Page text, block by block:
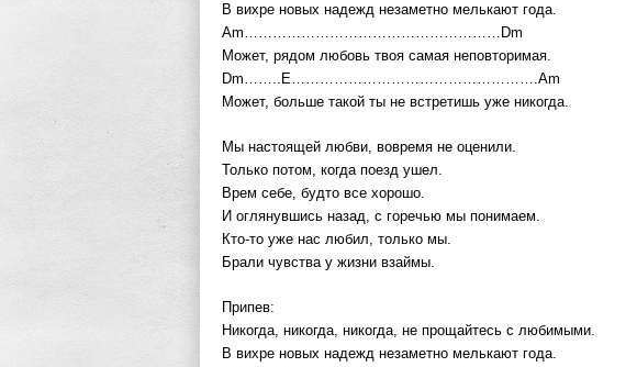
В вихре новых надежд незаметно мелькают года.
Am………………………………………………Dm
Может, рядом любовь твоя самая неповторимая.
Dm……..E…………………………………………….Am
Может, больше такой ты не встретишь уже никогда.
Мы настоящей любви, вовремя не оценили.
Только потом, когда поезд ушел.
Врем себе, будто все хорошо.
И оглянувшись назад, с горечью мы понимаем.
Кто-то уже нас любил, только мы.
Брали чувства у жизни взаймы.
Припев:
Никогда, никогда, никогда, не прощайтесь с любимыми.
В вихре новых надежд незаметно мелькают года.